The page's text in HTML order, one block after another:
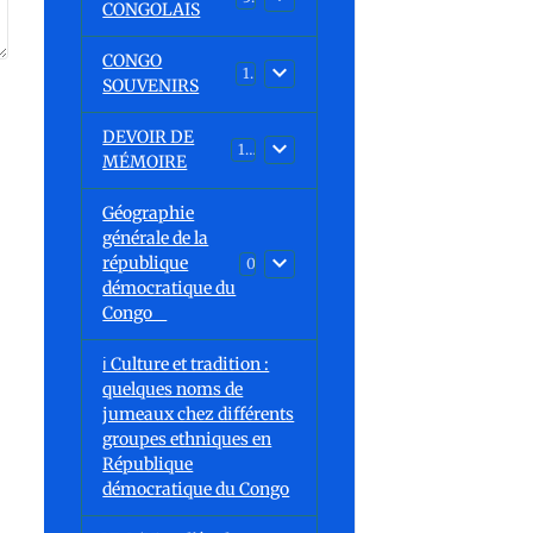
CONGOLAIS
CONGO
SOUVENIRS
1
DEVOIR DE
MÉMOIRE
13
Géographie
générale de la
république
démocratique du
Congo
ℹ️ Culture et tradition :
quelques noms de
jumeaux chez différents
groupes ethniques en
République
démocratique du Congo